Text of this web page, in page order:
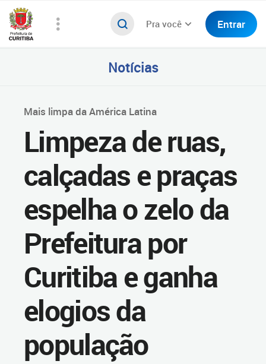
Pra você Entrar
Notícias
Mais limpa da América Latina
Limpeza de ruas,
calçadas e praças
espelha o zelo da
Prefeitura por
Curitiba e ganha
elogios da
população